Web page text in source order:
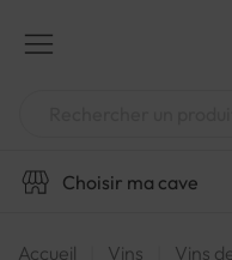
contenu
Choisir ma cave
Accueil Vins Vins